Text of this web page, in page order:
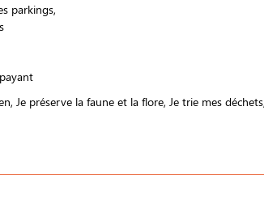
parkings
Je préserve la faune et la flore Je trie mes déchets